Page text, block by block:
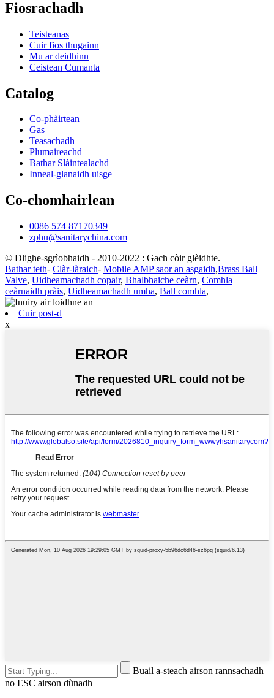
Fiosrachadh
Teisteanas
Cuir fios thugainn
Mu ar deidhinn
Ceistean Cumanta
Catalog
Co-phàirtean
Gas
Teasachadh
Plumaireachd
Bathar Slàintealachd
Inneal-glanaidh uisge
Co-chomhairlean
0086 574 87170349
zphu@sanitarychina.com
© Dlighe-sgrìobhaidh - 2010-2022 : Gach còir glèidhte.
Bathar teth- Clàr-làraich- Mobile AMP saor an asgaidh,Brass Ball
Valve, Uidheamachadh copair, Bhalbhaiche ceàrn, Comhla
ceàrnaidh pràis, Uidheamachadh umha, Ball comhla,
Cuir post-d
x
Buail a-steach airson rannsachadh
no ESC airson dùnadh